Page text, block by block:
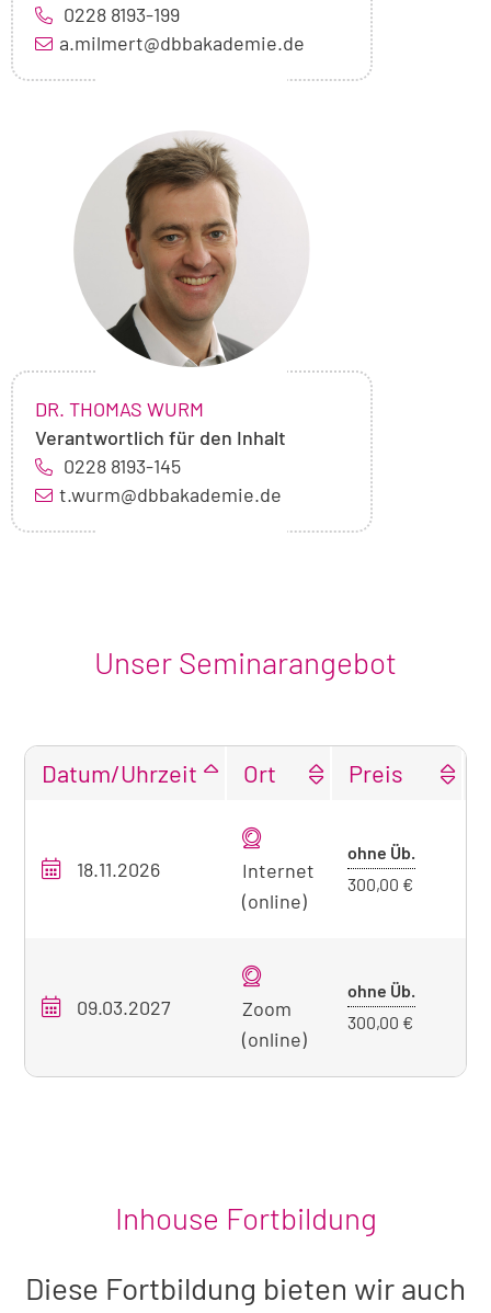
0228 8193-199
a.milmert@dbbakademie.de
Foto
von
Dr.
Thomas
Wurm
NAME:
DR. THOMAS WURM
Verantwortlich für den Inhalt
0228 8193-145
t.wurm@dbbakademie.de
Unser Seminarangebot
unseres
Seminar
Datum/Uhrzeit Ort Preis
18.11.2026
Internet
(online)
ohne Üb.
300,00 €
09.03.2027
Zoom
(online)
ohne Üb.
300,00 €
Inhouse Fortbildung
Diese Fortbildung bieten wir auch